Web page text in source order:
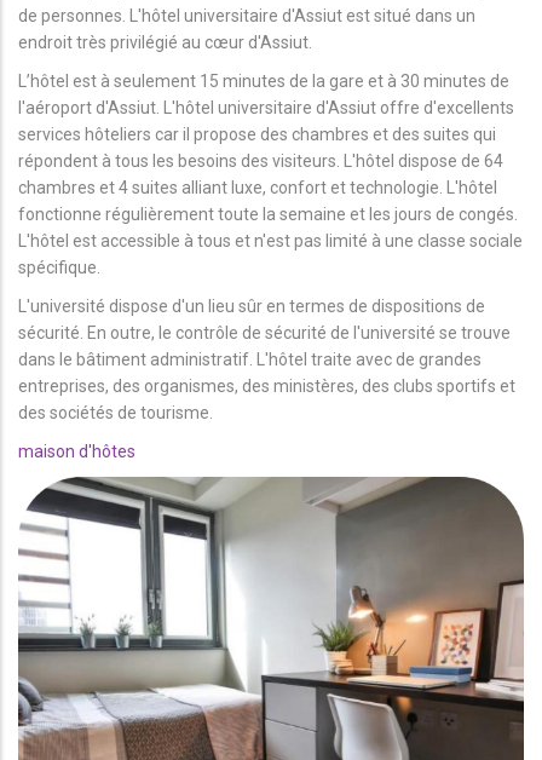
de personnes. L'hôtel universitaire d'Assiut est situé dans un
endroit très privilégié au cœur d'Assiut.
L’hôtel est à seulement 15 minutes de la gare et à 30 minutes de
l'aéroport d'Assiut. L'hôtel universitaire d'Assiut offre d'excellents
services hôteliers car il propose des chambres et des suites qui
répondent à tous les besoins des visiteurs. L'hôtel dispose de 64
chambres et 4 suites alliant luxe, confort et technologie. L'hôtel
fonctionne régulièrement toute la semaine et les jours de congés.
L'hôtel est accessible à tous et n'est pas limité à une classe sociale
spécifique.
L'université dispose d'un lieu sûr en termes de dispositions de
sécurité. En outre, le contrôle de sécurité de l'université se trouve
dans le bâtiment administratif. L'hôtel traite avec de grandes
entreprises, des organismes, des ministères, des clubs sportifs et
des sociétés de tourisme.
maison d'hôtes